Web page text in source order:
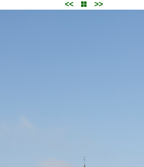
<< >>